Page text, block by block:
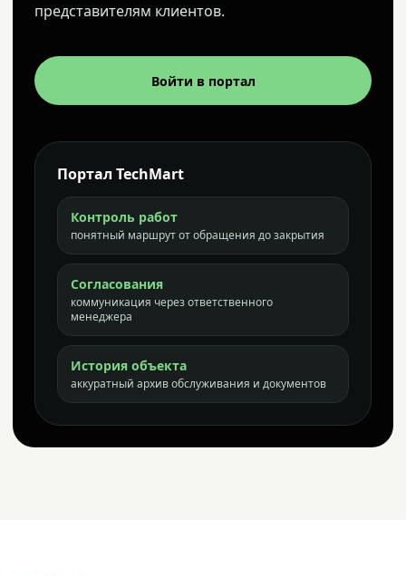
представителям клиентов.
Войти в портал
Портал TechMart
Контроль работ
понятный маршрут от обращения до закрытия
Согласования
коммуникация через ответственного
менеджера
История объекта
аккуратный архив обслуживания и документов